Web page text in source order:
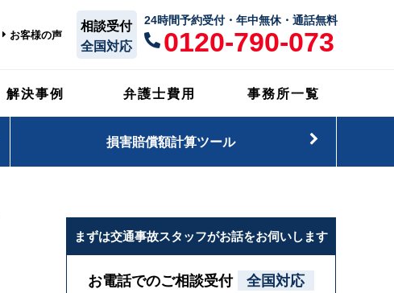
お客様の声
相談受付
全国対応
24時間予約受付・年中無休・通話無料
0120-790-073
解決事例 弁護士費用 事務所一覧
損害賠償額計算ツール
まずは交通事故スタッフがお話をお伺いします
お電話でのご相談受付 全国対応